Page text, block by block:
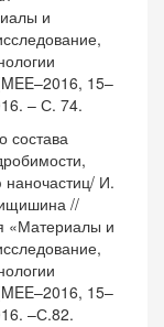
и
15–
– С. 74.
состава
И.
//
«Материалы и
15–
–С.82.